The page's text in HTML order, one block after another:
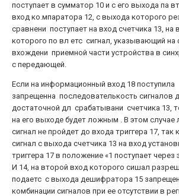
поступает в сумматор 10 и с его выхода па
вход ко.мпаратора 12, с выхода которого
сравнени поступает на вход счетчика 13, на
которого по вл етс сигнал, указывающий на
вхождени приемной части устройства в
с передающей.
Если на информационный вход 18 поступила
запрещенна последователькость сигналов
достаточной дл срабатывани счетчика 13,
на его выходе будет ложным . В этом случае
сигнал не пройдет до входа триггера 17, так
сигнал с выхода счетчика 13 на вход
триггера 17 в положение «1 поступает через
И 14, на второй вход которого сишал
подаетс с выхода дешифратора 15
комбинации сигналов при ее отсутствии в